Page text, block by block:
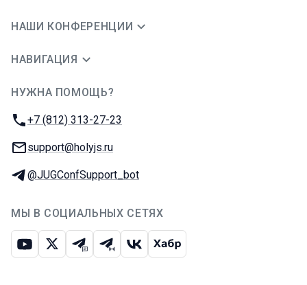
НАШИ КОНФЕРЕНЦИИ
НАВИГАЦИЯ
НУЖНА ПОМОЩЬ?
Телефон:
+7 (812) 313-27-23
E-mail:
support@holyjs.ru
Телеграм:
@JUGConfSupport_bot
МЫ В СОЦИАЛЬНЫХ СЕТЯХ
ЮтубИкс Телеграм-чат
Телеграм-канал
ВКонтакте
Хабр